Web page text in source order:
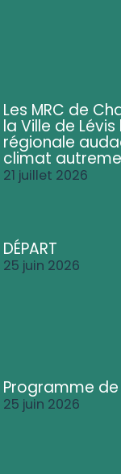
Les MRC de
la Ville de
régionale
climat
21 juillet 2026
DÉPART
25 juin 2026
Programme
25 juin 2026